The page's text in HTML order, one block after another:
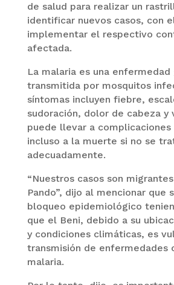
de salud para realizar un
identificar nuevos casos, con
implementar el respectivo
afectada.
La malaria es una enfermedad
transmitida por mosquitos
síntomas incluyen fiebre,
sudoración, dolor de cabeza y
puede llevar a complicaciones
incluso a la muerte si no se
adecuadamente.
“Nuestros casos son
Pando”, dijo al mencionar que
bloqueo epidemiológico
que el Beni, debido a su
y condiciones climáticas, es
transmisión de enfermedades
malaria.